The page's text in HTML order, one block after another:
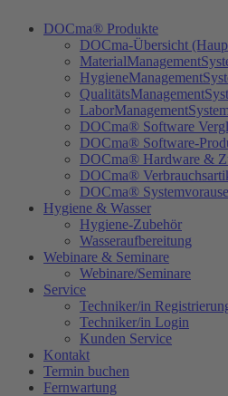
DOCma® Produkte
DOCma-Übersicht
LaborManagementSystem
DOCma® Software
DOCma® Software-
DOCma® Hardware &
DOCma®
DOCma®
Hygiene & Wasser
Hygiene-Zubehör
Wasseraufbereitung
Webinare & Seminare
Webinare/Seminare
Service
Techniker/in
Techniker/in Login
Kunden Service
Kontakt
Termin buchen
Fernwartung